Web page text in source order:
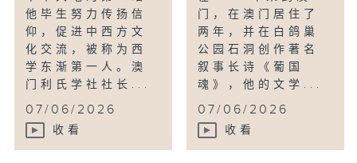
他毕生努力传扬信
仰，促进中西方文
化交流，被称为西
学东渐第一人。澳
门利氏学社社长...
07/06/2026
收看
门，在澳门居住了
两年，并在白鸽巢
公园石洞创作著名
叙事长诗《葡国
魂》，他的文学...
07/06/2026
收看